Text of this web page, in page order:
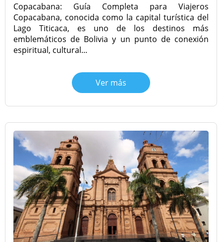
Copacabana: Guía Completa para Viajeros
Copacabana, conocida como la capital turística del
Lago Titicaca, es uno de los destinos más
emblemáticos de Bolivia y un punto de conexión
espiritual, cultural...
Ver más